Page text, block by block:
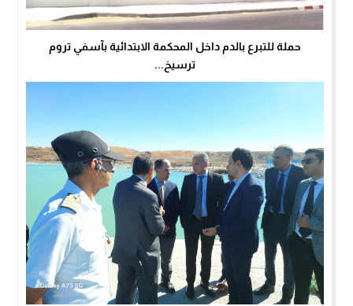
حملة للتبرع بالدم داخل المحكمة الابتدائية بآسفي تروم
ترسيخ...